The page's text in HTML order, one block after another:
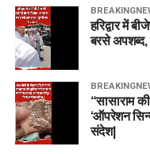
हरिद्वार में
बरसे अपशब्द,
“सासाराम
‘ऑपरेशन
संदेश|